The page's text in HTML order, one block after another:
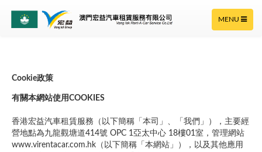
TOGGLE
NAVIGATION
MENU
Cookie政策
有關本網站使用COOKIES
香港宏益汽車租賃服務（以下簡稱「本司」、「我們」），主要經
營地點為九龍觀塘道414號 OPC 1亞太中心 18樓01室，管理網站
www.virentacar.com.hk（以下簡稱「本網站」），以及其他應用